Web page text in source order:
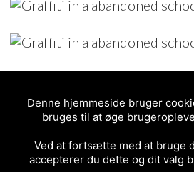
POSTED INGRAFFITI
DENMARK GRAFFITI KDV
Denne hjemmeside bruger
bruges til at øge
Ved at fortsætte med at bruge
accepterer du dette og dit valg